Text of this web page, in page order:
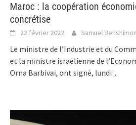
Maroc : la coopération
concrétise
22 février 2022 Samuel Benshimon
Le ministre de l’Industrie et du
et la ministre israélienne de
Orna Barbivai, ont signé, lundi ...